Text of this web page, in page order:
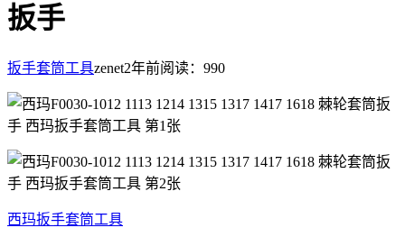
扳手
扳手套筒工具zenet2年前阅读：990
西玛扳手套筒工具